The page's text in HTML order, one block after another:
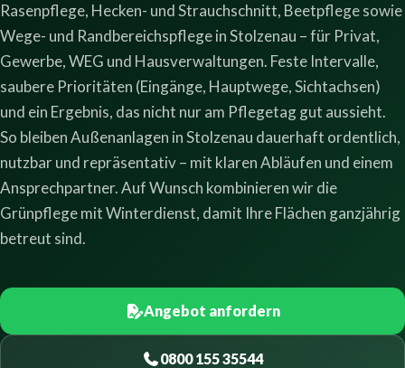
Rasenpflege, Hecken- und Strauchschnitt, Beetpflege sowie
Wege- und Randbereichspflege in Stolzenau – für Privat,
Gewerbe, WEG und Hausverwaltungen. Feste Intervalle,
saubere Prioritäten (Eingänge, Hauptwege, Sichtachsen)
und ein Ergebnis, das nicht nur am Pflegetag gut aussieht.
So bleiben Außenanlagen in Stolzenau dauerhaft ordentlich,
nutzbar und repräsentativ – mit klaren Abläufen und einem
Ansprechpartner. Auf Wunsch kombinieren wir die
Grünpflege mit Winterdienst, damit Ihre Flächen ganzjährig
betreut sind.
Angebot anfordern
0800 155 35544